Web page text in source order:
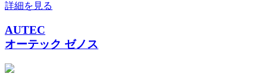
詳細を見る
AUTEC
オーテック ゼノス